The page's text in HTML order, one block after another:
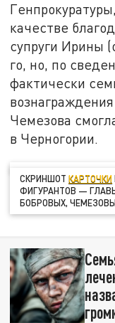
качестве
супруги Ирины
го, но, по
фактически
Чемезова
в Черногории.
СКРИНШОТКАРТОЧКИ
ФИГУРАНТОВ —
БОБРОВЫХ,